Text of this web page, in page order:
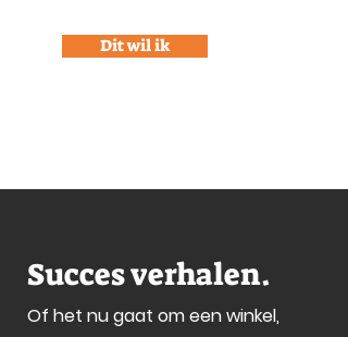
Dit wil ik
Succes verhalen.
​Of het nu gaat om een winkel,